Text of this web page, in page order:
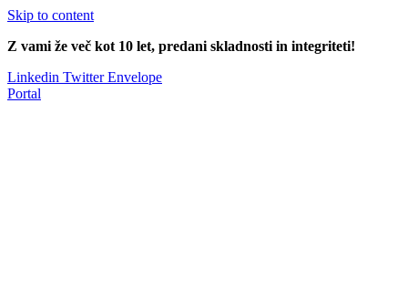
Skip to content
Z vami že več kot 10 let, predani skladnosti in integriteti!
Linkedin Twitter Envelope
Portal